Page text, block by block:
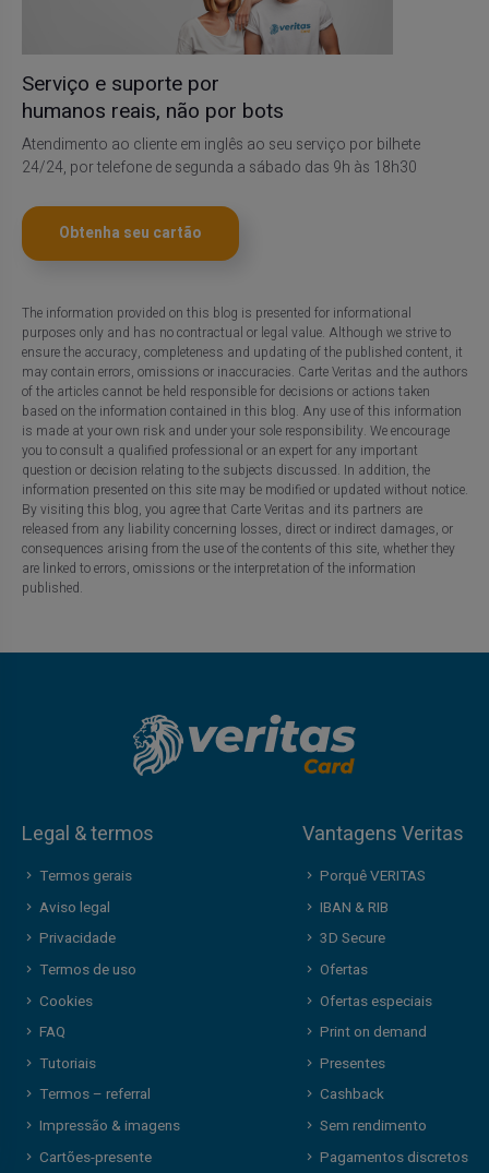
Serviço e suporte por
humanos reais, não por bots
Atendimento ao cliente em inglês ao seu serviço por bilhete
24/24, por telefone de segunda a sábado das 9h às 18h30
Obtenha seu cartão
The information provided on this blog is presented for informational
purposes only and has no contractual or legal value. Although we strive to
ensure the accuracy, completeness and updating of the published content, it
may contain errors, omissions or inaccuracies. Carte Veritas and the authors
of the articles cannot be held responsible for decisions or actions taken
based on the information contained in this blog. Any use of this information
is made at your own risk and under your sole responsibility. We encourage
you to consult a qualified professional or an expert for any important
question or decision relating to the subjects discussed. In addition, the
information presented on this site may be modified or updated without notice.
By visiting this blog, you agree that Carte Veritas and its partners are
released from any liability concerning losses, direct or indirect damages, or
consequences arising from the use of the contents of this site, whether they
are linked to errors, omissions or the interpretation of the information
published.
Legal & termos
Termos gerais
Aviso legal
Privacidade
Termos de uso
Cookies
FAQ
Tutoriais
Termos – referral
Impressão & imagens
Cartões-presente
Vantagens Veritas
Porquê VERITAS
IBAN & RIB
3D Secure
Ofertas
Ofertas especiais
Print on demand
Presentes
Cashback
Sem rendimento
Pagamentos discretos